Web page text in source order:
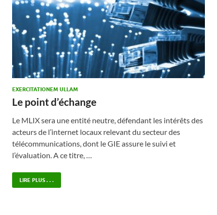
EXERCITATIONEM ULLAM
Le point d’échange
Le MLIX sera une entité neutre, défendant les intérêts des
acteurs de l’internet locaux relevant du secteur des
télécommunications, dont le GIE assure le suivi et
l’évaluation. A ce titre, …
LIRE PLUS . . .